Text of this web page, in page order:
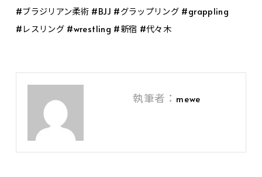
#ブラジリアン柔術 #BJJ #グラップリング #grappling
#レスリング #wrestling #新宿 #代々木
執筆者： mewe